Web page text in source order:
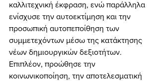
καλλιτεχνική έκφραση, ενώ παράλληλα
ενίσχυσε την αυτοεκτίμηση και την
προσωπική αυτοπεποίθηση των
συμμετεχόντων μέσω της κατάκτησης
νέων δημιουργικών δεξιοτήτων.
Επιπλέον, προώθησε την
κοινωνικοποίηση, την αποτελεσματική